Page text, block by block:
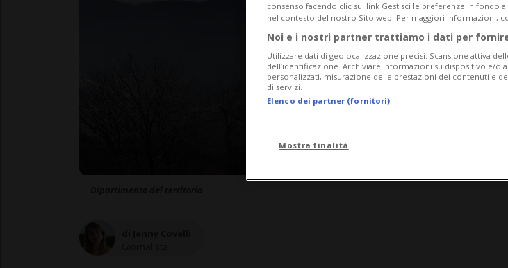
consenso facendo clic sul link Gestisci le preferenze in fondo
nel contesto del nostro Sito web. Per maggiori informazioni,
Noi e i nostri partner trattiamo i dati per
Utilizzare dati di geolocalizzazione precisi. Scansione attiva
dell’identificazione. Archiviare informazioni su dispositivo e/o
personalizzati, misurazione delle prestazioni dei contenuti e
di servizi.
Elenco dei partner (fornitori)
Mostra finalità